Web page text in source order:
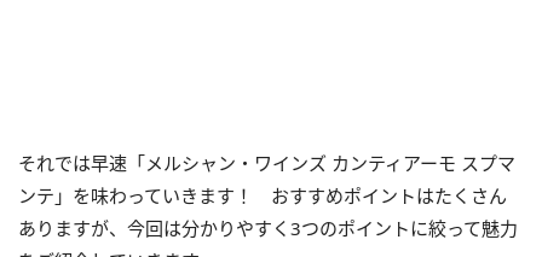
それでは早速「メルシャン・ワインズ カンティアーモ スプマ
ンテ」を味わっていきます！ おすすめポイントはたくさん
ありますが、今回は分かりやすく3つのポイントに絞って魅力